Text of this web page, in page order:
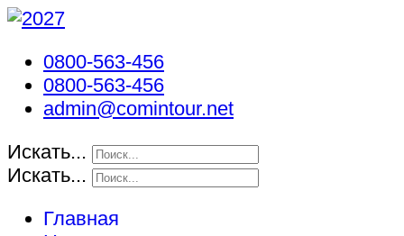
0800-563-456
0800-563-456
admin@comintour.net
Искать...
Искать...
Главная